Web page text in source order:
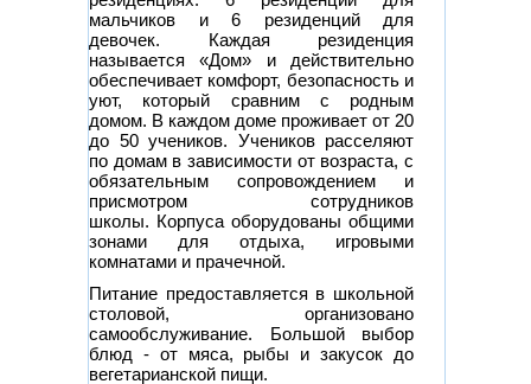
мальчиков и 6 резиденций для
девочек. Каждая резиденция
называется «Дом» и действительно
обеспечивает комфорт, безопасность и
уют, который сравним с родным
домом. В каждом доме проживает от 20
до 50 учеников. Учеников расселяют
по домам в зависимости от возраста, с
обязательным сопровождением и
присмотром сотрудников
школы. Корпуса оборудованы общими
зонами для отдыха, игровыми
комнатами и прачечной.
Питание предоставляется в школьной
столовой, организовано
самообслуживание. Большой выбор
блюд - от мяса, рыбы и закусок до
вегетарианской пищи.